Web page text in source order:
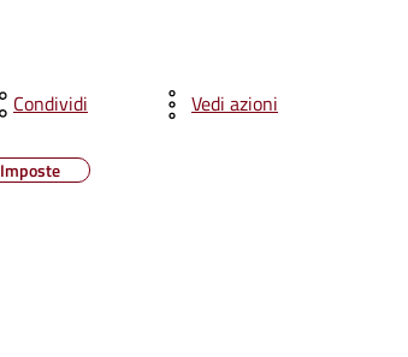
Condividi Vedi azioni
Imposte